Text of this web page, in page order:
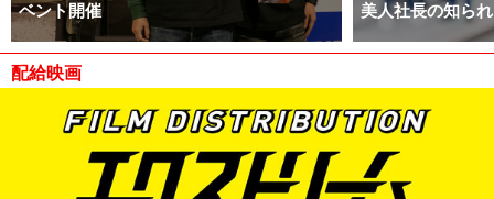
ベント開催
美人社長の知ら
配給映画